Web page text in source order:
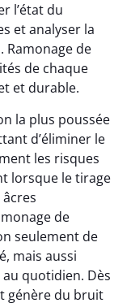
l’état du
et analyser la
Ramonage de
de chaque
et durable.
la plus poussée
d’éliminer le
les risques
lorsque le tirage
de
seulement de
mais aussi
quotidien. Dès
génère du bruit